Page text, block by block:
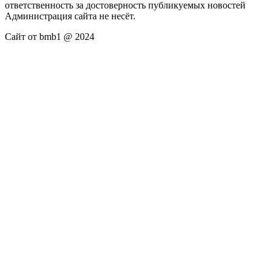
ответственность за достоверность публикуемых новостей
Администрация сайта не несёт.
Сайт от bmb1 @ 2024